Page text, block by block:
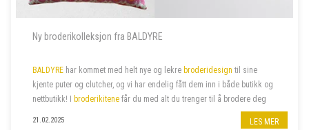
Ny broderikolleksjon fra BALDYRE
BALDYRE har kommet med helt nye og lekre broderidesign til sine
kjente puter og clutcher, og vi har endelig fått dem inn i både butikk og
nettbutikk! I broderikitene får du med alt du trenger til å brodere deg
21.02.2025 LES MER